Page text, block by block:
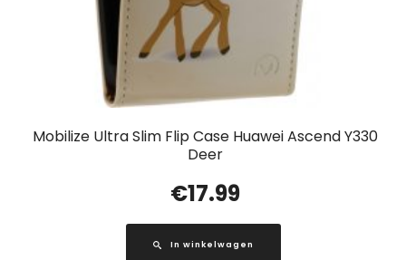
Mobilize Ultra Slim Flip Case Huawei Ascend Y330
Deer
€17.99
In winkelwagen